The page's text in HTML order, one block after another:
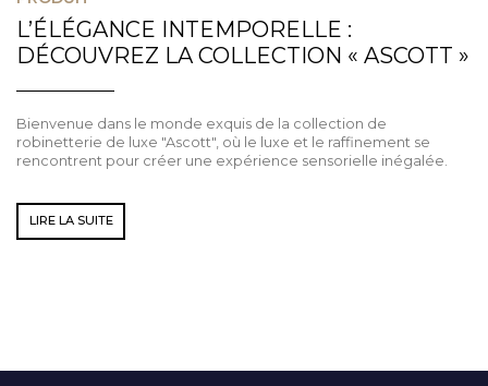
L’ÉLÉGANCE INTEMPORELLE :
DÉCOUVREZ LA COLLECTION « ASCOTT »
Bienvenue dans le monde exquis de la collection de
robinetterie de luxe "Ascott", où le luxe et le raffinement se
rencontrent pour créer une expérience sensorielle inégalée.
LIRE LA SUITE